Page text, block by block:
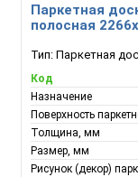
Паркетная
полосная
Тип: Паркетная
Код
Назначение
Поверхность
Толщина, мм
Размер, мм
Рисунок (декор)